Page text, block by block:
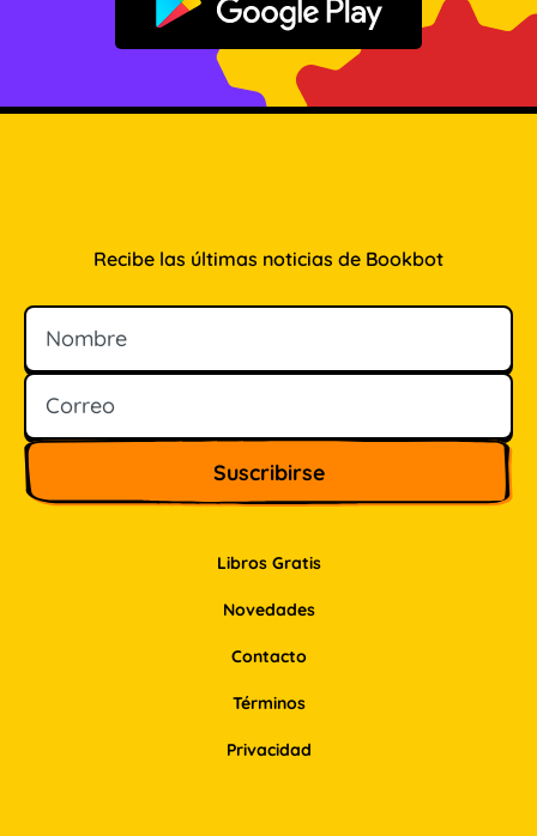
Disponible en Google Play
Libros Gratis
Novedades
Contacto
Recibe las últimas noticias de Bookbot
Nombre
Correo
Términos
Privacidad